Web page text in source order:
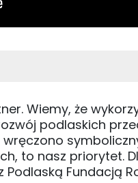
Wiemy, że
podlaskich
to nasz priorytet.
Fundacją